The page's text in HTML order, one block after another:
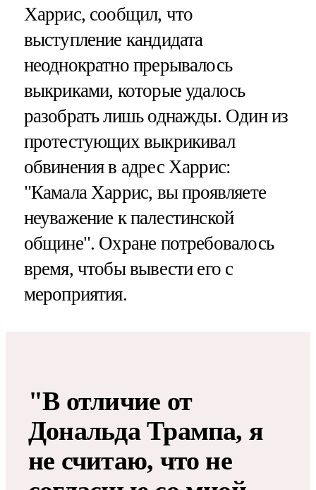
Харрис, сообщил, что
выступление кандидата
неоднократно прерывалось
выкриками, которые удалось
разобрать лишь однажды. Один из
протестующих выкрикивал
обвинения в адрес Харрис:
"Камала Харрис, вы проявляете
неуважение к палестинской
общине". Охране потребовалось
время, чтобы вывести его с
мероприятия.
"В отличие от
Дональда Трампа, я
не считаю, что не